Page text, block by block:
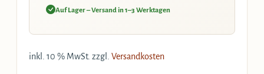
Auf Lager – Versand in 1–3 Werktagen
inkl. 10 % MwSt. zzgl. Versandkosten